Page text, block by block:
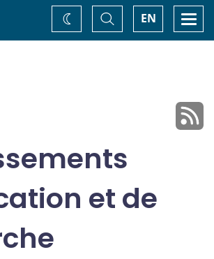
EN
Basculer
la
recherche
Changez
de
et de